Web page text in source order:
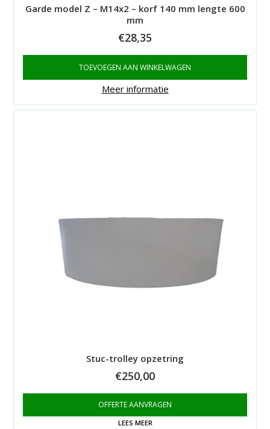
Garde model Z – M14x2 – korf 140 mm lengte 600
mm
€28,35
TOEVOEGEN AAN WINKELWAGEN
Meer informatie
Stuc-trolley opzetring
€250,00
OFFERTE AANVRAGEN
LEES MEER